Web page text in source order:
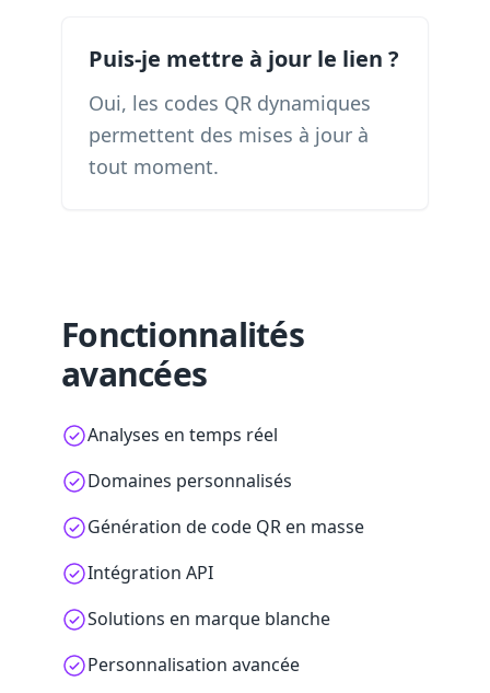
Puis-je mettre à jour le lien ?
Oui, les codes QR dynamiques
permettent des mises à jour à
tout moment.
Fonctionnalités
avancées
Analyses en temps réel
Domaines personnalisés
Génération de code QR en masse
Intégration API
Solutions en marque blanche
Personnalisation avancée